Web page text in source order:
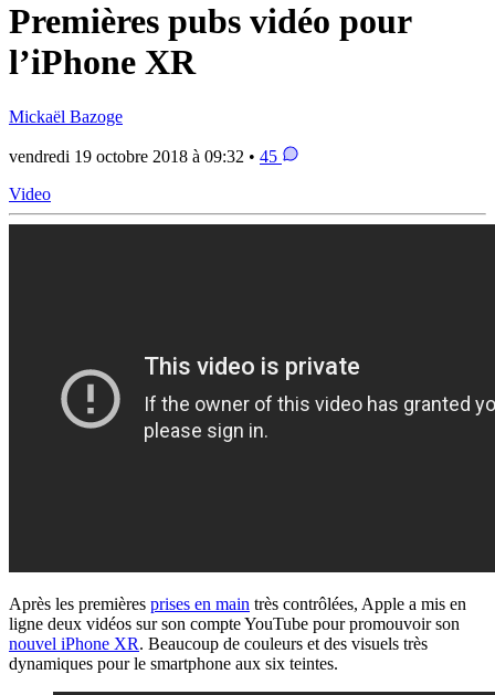
Premières pubs vidéo pour
l’iPhone XR
Mickaël Bazoge
vendredi 19 octobre 2018 à 09:32 • 45
Video
Après les premières prises en main très contrôlées, Apple a mis en
ligne deux vidéos sur son compte YouTube pour promouvoir son
nouvel iPhone XR. Beaucoup de couleurs et des visuels très
dynamiques pour le smartphone aux six teintes.